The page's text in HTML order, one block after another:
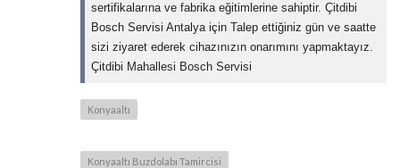
sertifikalarına ve fabrika eğitimlerine sahiptir. Çitdibi
Bosch Servisi Antalya için Talep ettiğiniz gün ve saatte
sizi ziyaret ederek cihazınızın onarımını yapmaktayız.
Çitdibi Mahallesi Bosch Servisi
Konyaaltı
Konyaaltı Buzdolabı Tamircisi